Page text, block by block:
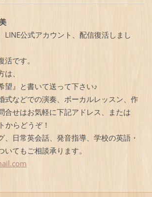
公式アカウント、配信復活しまし
です。
、
望』と書いて送って下さい♪
などでの演奏、ボーカルレッスン、作
合せはお気軽に下記アドレス、または
からどうぞ！
、日常英会話、発音指導、学校の英語・
てもご相談承ります。
il.com